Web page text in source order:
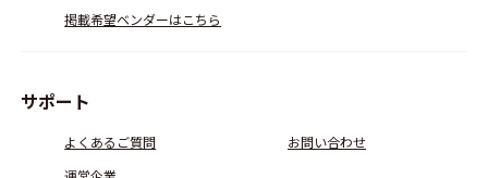
掲載希望ベンダーはこちら
サポート
よくあるご質問
お問い合わせ